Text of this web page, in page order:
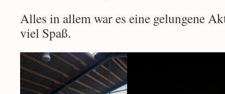
Alles in allem war es eine gelungene
viel Spaß.